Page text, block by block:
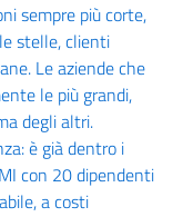
sempre più corte,
stelle, clienti
Le aziende che
le più grandi,
degli altri.
è già dentro i
con 20 dipendenti
a costi